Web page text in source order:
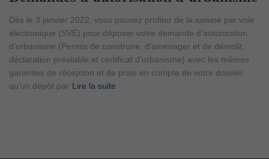
Dès le 3 janvier 2022, vous pouvez profiter de la saisine par voie
électronique (SVE) pour déposer votre demande d’autorisation
d’urbanisme (Permis de construire, d’aménager et de démolir,
déclaration préalable et certificat d’urbanisme) avec les mêmes
garanties de réception et de prise en compte de votre dossier
qu’un dépôt par Lire la suite